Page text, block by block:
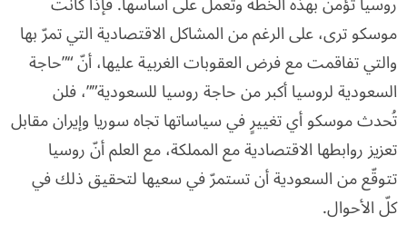
موسكو ترى، على الرغم من المشاكل الاقتصادية التي تمرّ بها
والتي تفاقمت مع فرض العقوبات الغربية عليها، أنّ “”حاجة
السعودية لروسيا أكبر من حاجة روسيا للسعودية””، فلن
تُحدث موسكو أي تغييرٍ في سياساتها تجاه سوريا وإيران مقابل
تعزيز روابطها الاقتصادية مع المملكة، مع العلم أنّ روسيا
تتوقّع من السعودية أن تستمرّ في سعيها لتحقيق ذلك في
كلّ الأحوال.